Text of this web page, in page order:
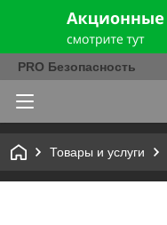
PRO Безопасность
Товары и услуги